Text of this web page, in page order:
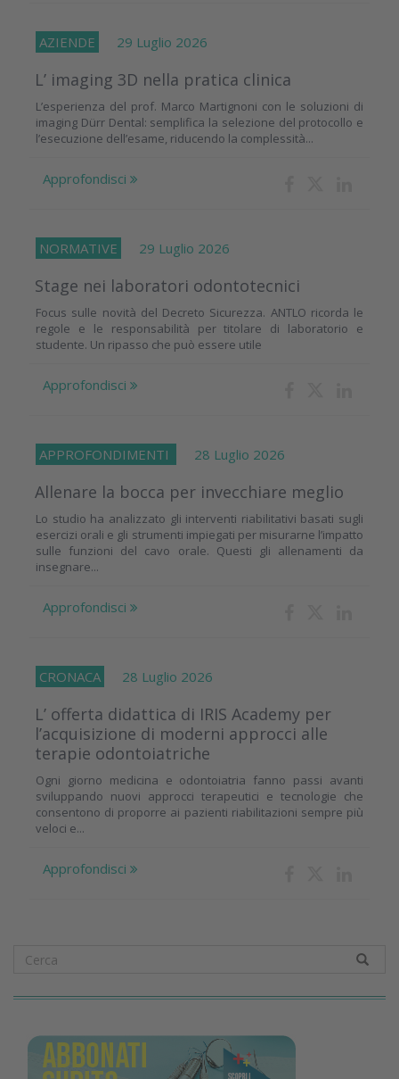
AZIENDE 29 Luglio 2026
L’ imaging 3D nella pratica clinica
L’esperienza del prof. Marco Martignoni con le soluzioni di
imaging Dürr Dental: semplifica la selezione del protocollo e
l’esecuzione dell’esame, riducendo la complessità...
Approfondisci
NORMATIVE 29 Luglio 2026
Stage nei laboratori odontotecnici
Focus sulle novità del Decreto Sicurezza. ANTLO ricorda le
regole e le responsabilità per titolare di laboratorio e
studente. Un ripasso che può essere utile
Approfondisci
APPROFONDIMENTI 28 Luglio 2026
Allenare la bocca per invecchiare meglio
Lo studio ha analizzato gli interventi riabilitativi basati sugli
esercizi orali e gli strumenti impiegati per misurarne l’impatto
sulle funzioni del cavo orale. Questi gli allenamenti da
insegnare...
Approfondisci
CRONACA 28 Luglio 2026
L’ offerta didattica di IRIS Academy per
l’acquisizione di moderni approcci alle
terapie odontoiatriche
Ogni giorno medicina e odontoiatria fanno passi avanti
sviluppando nuovi approcci terapeutici e tecnologie che
consentono di proporre ai pazienti riabilitazioni sempre più
veloci e...
Approfondisci